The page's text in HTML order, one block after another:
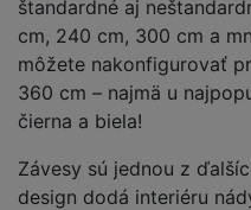
štandardné aj
cm, 240 cm, 300 cm a
môžete nakonfigurovať
360 cm – najmä u
čierna a biela!
Závesy sú jednou z
design dodá interiéru